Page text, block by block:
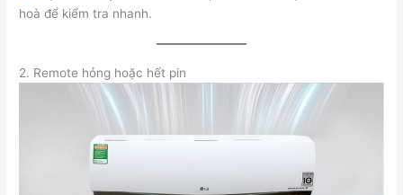
hoà để kiểm tra nhanh.
2. Remote hỏng hoặc hết pin